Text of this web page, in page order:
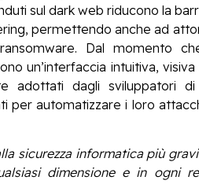
sul dark web riducono la
permettendo anche ad
Dal momento
un’interfaccia intuitiva,
adottati dagli sviluppatori
per automatizzare i loro
sicurezza informatica più
dimensione e in ogni